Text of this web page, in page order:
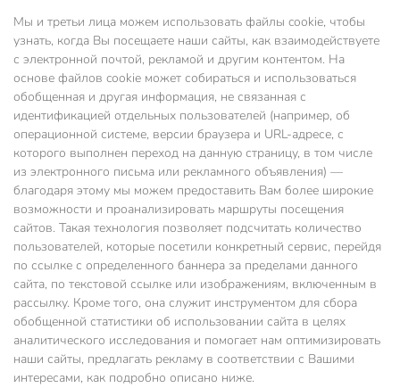
Мы и третьи лица можем использовать файлы cookie, чтобы
узнать, когда Вы посещаете наши сайты, как взаимодействуете
с электронной почтой, рекламой и другим контентом. На
основе файлов cookie может собираться и использоваться
обобщенная и другая информация, не связанная с
идентификацией отдельных пользователей (например, об
операционной системе, версии браузера и URL-адресе, с
которого выполнен переход на данную страницу, в том числе
из электронного письма или рекламного объявления) —
благодаря этому мы можем предоставить Вам более широкие
возможности и проанализировать маршруты посещения
сайтов. Такая технология позволяет подсчитать количество
пользователей, которые посетили конкретный сервис, перейдя
по ссылке с определенного баннера за пределами данного
сайта, по текстовой ссылке или изображениям, включенным в
рассылку. Кроме того, она служит инструментом для сбора
обобщенной статистики об использовании сайта в целях
аналитического исследования и помогает нам оптимизировать
наши сайты, предлагать рекламу в соответствии с Вашими
интересами, как подробно описано ниже.